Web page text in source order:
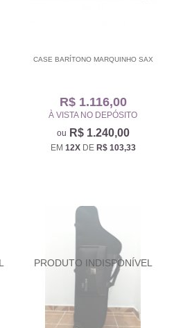
CASE BARÍTONO MARQUINHO SAX
R$ 1.116,00
À VISTA NO DEPÓSITO
R$ 1.240,00
EM 12XDE R$ 103,33